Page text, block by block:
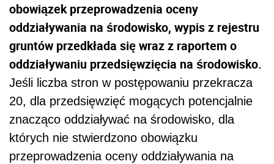
obowiązek przeprowadzenia oceny
oddziaływania na środowisko, wypis z rejestru
gruntów przedkłada się wraz z raportem o
oddziaływaniu przedsięwzięcia na środowisko.
Jeśli liczba stron w postępowaniu przekracza
20, dla przedsięwzięć mogących potencjalnie
znacząco oddziaływać na środowisko, dla
których nie stwierdzono obowiązku
przeprowadzenia oceny oddziaływania na